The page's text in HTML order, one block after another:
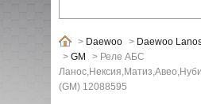
> Daewoo > Daewoo
> GM > Реле АБС
(GM) 12088595